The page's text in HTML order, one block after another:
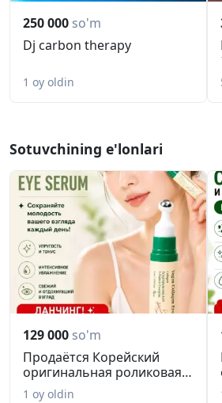
250 000 so'm
Dj carbon therapy
1 oy oldin
Sotuvchining e'lonlari
129 000 so'm
Продаётся Корейский
оригинальная роликовая
сыворот...
1 oy oldin